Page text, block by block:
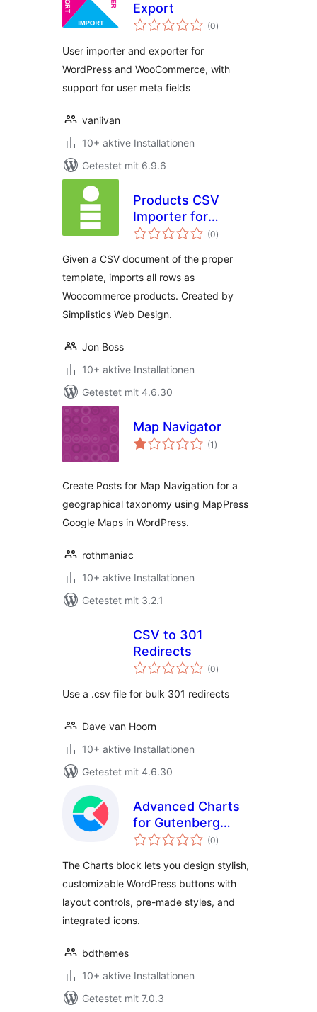
Export
(0Bewertungen
insgesamt
)
User importer and exporter for
WordPress and WooCommerce, with
support for user meta fields
vaniivan
10+ aktive Installationen
Getestet mit 6.9.6
Products CSV
Importer for
Woocommerce
(0Bewertungen
insgesamt
)
Given a CSV document of the proper
template, imports all rows as
Woocommerce products. Created by
Simplistics Web Design.
Jon Boss
10+ aktive Installationen
Getestet mit 4.6.30
Map Navigator
(1 Bewertungen
insgesamt
)
Create Posts for Map Navigation for a
geographical taxonomy using MapPress
Google Maps in WordPress.
rothmaniac
10+ aktive Installationen
Getestet mit 3.2.1
CSV to 301
Redirects
(0Bewertungen
insgesamt
)
Use a .csv file for bulk 301 redirects
Dave van Hoorn
10+ aktive Installationen
Getestet mit 4.6.30
Advanced Charts
for Gutenberg
Blocks Editor(0Bewertungen
insgesamt
)
The Charts block lets you design stylish,
customizable WordPress buttons with
layout controls, pre-made styles, and
integrated icons.
bdthemes
10+ aktive Installationen
Getestet mit 7.0.3